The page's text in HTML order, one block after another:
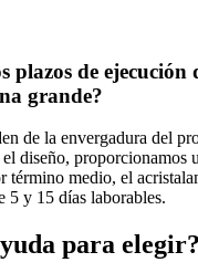
plazos de ejecución
grande?
de la envergadura del
diseño, proporcionamos
término medio, el
5 y 15 días laborables.
para elegir?